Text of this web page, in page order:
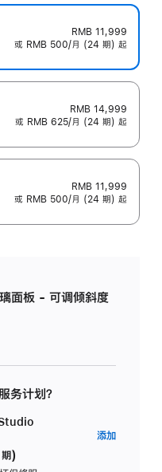
RMB 11,999
或 RMB 500/月 (24 期) 起
RMB 14,999
或 RMB 625/月 (24 期) 起
RMB 11,999
或 RMB 500/月 (24 期) 起
板 - 可调倾斜度
计划？
)
添加